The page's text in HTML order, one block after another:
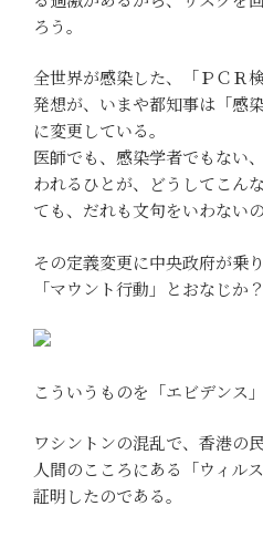
ろう。
全世界が感染した、「ＰＣＲ
発想が、いまや都知事は「感
に変更している。
医師でも、感染学者でもない
われるひとが、どうしてこん
ても、だれも文句をいわない
その定義変更に中央政府が乗
「マウント行動」とおなじか？
こういうものを「エビデンス
ワシントンの混乱で、香港の
人間のこころにある「ウィル
証明したのである。